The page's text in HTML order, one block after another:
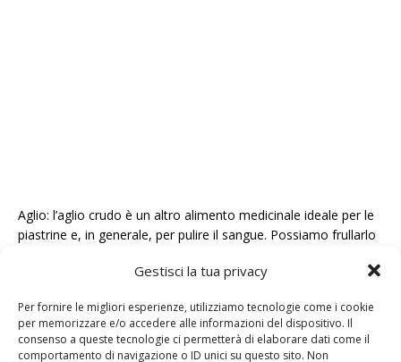
Gestisci la tua privacy
Per fornire le migliori esperienze, utilizziamo tecnologie come i cookie
per memorizzare e/o accedere alle informazioni del dispositivo. Il
consenso a queste tecnologie ci permetterà di elaborare dati come il
comportamento di navigazione o ID unici su questo sito. Non
Aglio: l’aglio crudo è un altro alimento medicinale ideale per le
piastrine e, in generale, per pulire il sangue. Possiamo frullarlo
verdure per facilitarne il consumo e la digestione.
Aumentare il numero dei globuli rossi in
modo naturale Aumentare il numero dei